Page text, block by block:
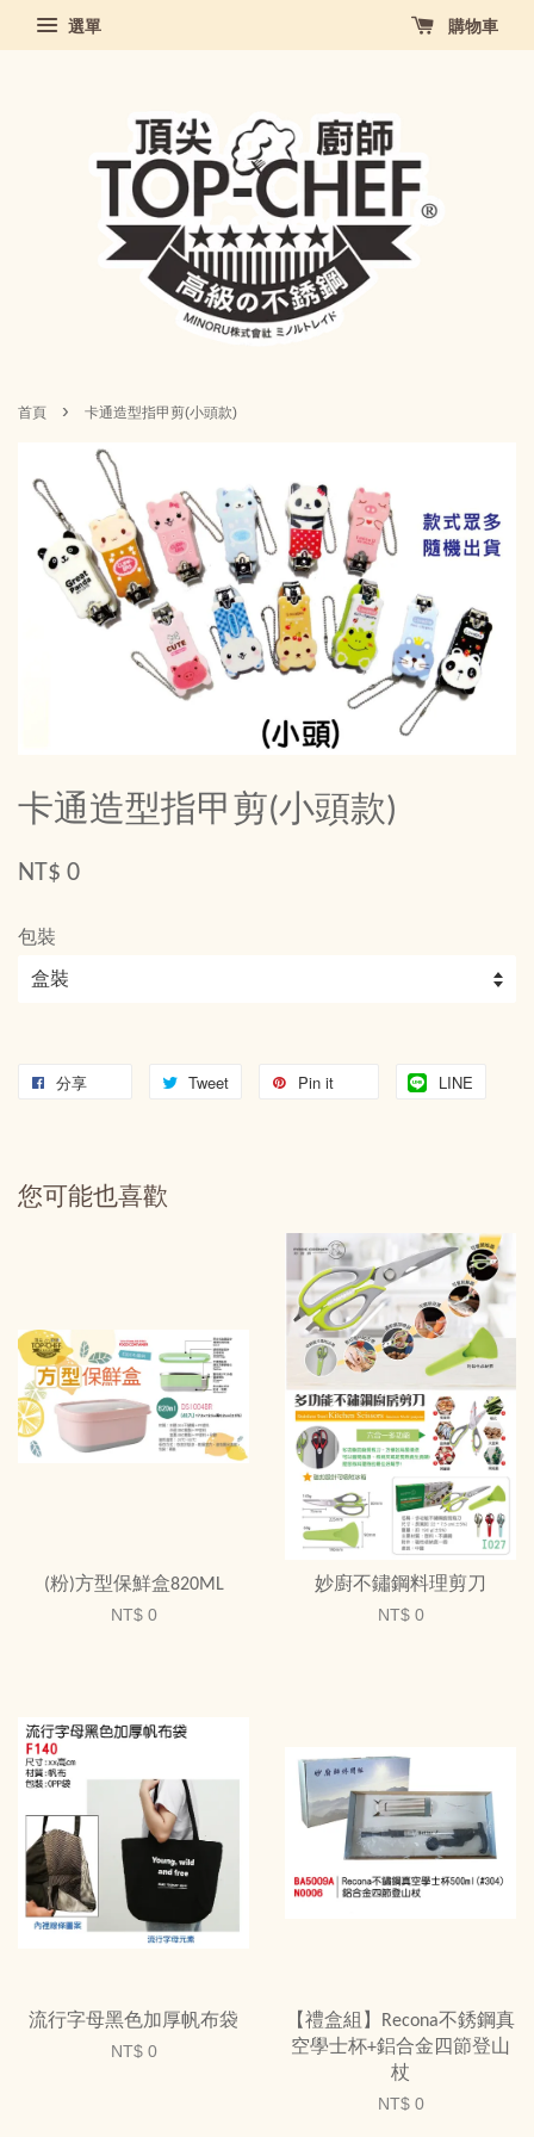
選單 購物車
首頁 › 卡通造型指甲剪(小頭款)
卡通造型指甲剪(小頭款)
NT$ 0
包裝
分享 Tweet Pin it LINE
您可能也喜歡
(粉)方型保鮮盒820ML
NT$ 0
妙廚不鏽鋼料理剪刀
NT$ 0
流行字母黑色加厚帆布袋
NT$ 0
【禮盒組】Recona不銹鋼真
空學士杯+鋁合金四節登山
杖
NT$ 0